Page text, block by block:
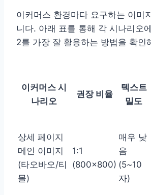
이커머스 환경마다 요구하는 이미
니다. 아래 표를 통해 각 시나리오
2를 가장 잘 활용하는 방법을 확인
이커머스 시
나리오
권장 비율
텍스트
밀도
상세 페이지
메인 이미지
(타오바오/티
몰)
1:1
(800×800)
매우 낮
음
(5~10
자)